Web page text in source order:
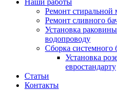
Наши работы
Ремонт
Ремонт сливного
Установка
водопроводу
Сборка
Установка
евростандарту
Статьи
Контакты